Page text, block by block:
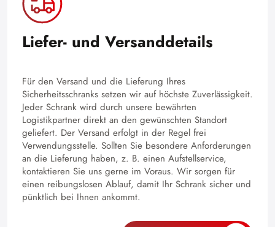
Liefer- und Versanddetails
Für den Versand und die Lieferung Ihres
Sicherheitsschranks setzen wir auf höchste Zuverlässigkeit.
Jeder Schrank wird durch unsere bewährten
Logistikpartner direkt an den gewünschten Standort
geliefert. Der Versand erfolgt in der Regel frei
Verwendungsstelle. Sollten Sie besondere Anforderungen
an die Lieferung haben, z. B. einen Aufstellservice,
kontaktieren Sie uns gerne im Voraus. Wir sorgen für
einen reibungslosen Ablauf, damit Ihr Schrank sicher und
pünktlich bei Ihnen ankommt.